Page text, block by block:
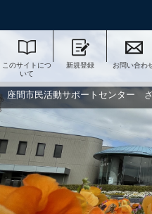
このサイトにつ
いて
新規登録 お問い合わ
座間市民活動サポートセンター